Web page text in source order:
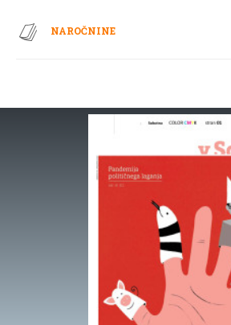
NAROČNINE